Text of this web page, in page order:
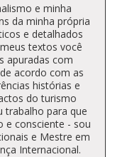
e minha
da minha própria
e detalhados
textos você
apuradas com
acordo com as
histórias e
do turismo
trabalho para que
e consciente - sou
e Mestre em
Internacional.